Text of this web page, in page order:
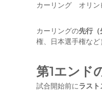
カーリング オリン
カーリングの先行（
権、日本選手権など
第1エンド
試合開始前にラス